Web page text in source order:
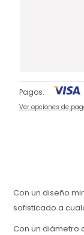
Pagos:
Ver opciones de
Con un diseño
sofisticado a
Con un diámetro